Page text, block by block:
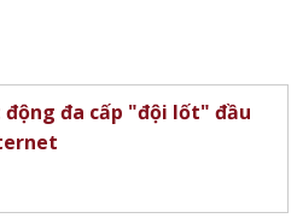
đa cấp "đội lốt" đầu